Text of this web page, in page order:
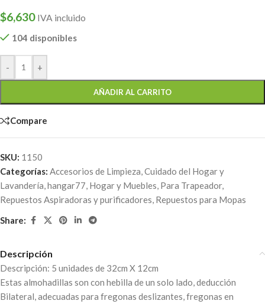
$6,630 IVA incluido
104 disponibles
- +
AÑADIR AL CARRITO
Compare
SKU: 1150
Categorías: Accesorios de Limpieza Cuidado del Hogar y
Lavandería hangar77 Hogar y Muebles Para Trapeador,
Repuestos Aspiradoras y purificadores Repuestos para Mopas
Share:
Descripción
Descripción: 5 unidades de 32cm X 12cm
Estas almohadillas son con hebilla de un solo lado, deducción
Bilateral, adecuadas para fregonas deslizantes, fregonas en